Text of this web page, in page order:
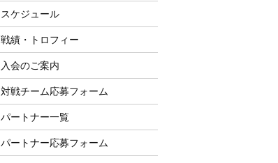
スケジュール
戦績・トロフィー
入会のご案内
対戦チーム応募フォーム
パートナー一覧
パートナー応募フォーム